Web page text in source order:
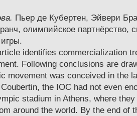
Пьер де Кубертен, Эйвери
олимпийское партнёрство,
identifies commercialization
Following conclusions are
movement was conceived in the
the IOC had not even
stadium in Athens, where
around the world. By the end of